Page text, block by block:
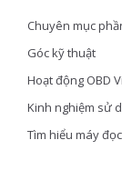
Chuyên mục
Góc kỹ thuật
Hoạt động OBD
Kinh nghiệm sử
Tìm hiểu máy